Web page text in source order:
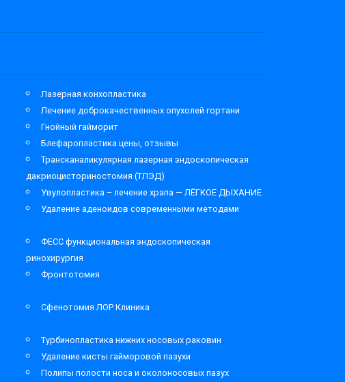
Лазерная конхопластика
Лечение доброкачественных опухолей гортани
Гнойный гайморит
Блефаропластика цены, отзывы
Трансканаликулярная лазерная эндоскопическая
дакриоцисториностомия (ТЛЭД)
Увулопластика – лечение храпа — ЛЁГКОЕ ДЫХАНИЕ
Удаление аденоидов современными методами
ФЕСС функциональная эндоскопическая
ринохирургия
Фронтотомия
Сфенотомия ЛОР Клиника
Турбинопластика нижних носовых раковин
Удаление кисты гайморовой пазухи
Полипы полости носа и околоносовых пазух